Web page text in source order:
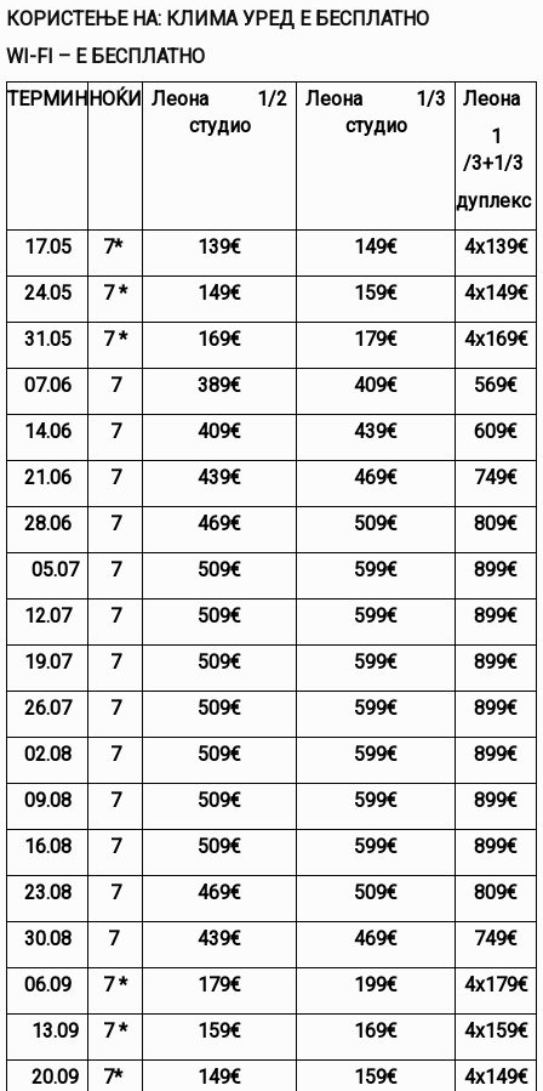
КОРИСТЕЊЕ НА: КЛИМА УРЕД Е БЕСПЛАТНО
WI-FI – Е БЕСПЛАТНО
ТЕРМИН НОЌИ Леона 1/2
студио
Леона 1/3
студио
Леона
1
/3+1/3
дуплекс
17.05
7* 139€ 149€
4х139€
24.05
7 * 149€ 159€
4х149€
31.05
7 * 169€ 179€
4х169€
07.06
7 389€ 409€
569€
14.06
7 409€ 439€
609€
21.06
7 439€ 469€
749€
28.06
7 469€ 509€
809€
05.07
7 509€ 599€
899€
12.07
7 509€ 599€
899€
19.07
7 509€ 599€
899€
26.07
7 509€ 599€
899€
02.08
7 509€ 599€
899€
09.08
7 509€ 599€
899€
16.08
7 509€ 599€
899€
23.08
7 469€ 509€
809€
30.08
7 439€ 469€
749€
06.09
7 * 179€ 199€
4х179€
13.09
7 * 159€ 169€
4х159€
20.09
7* 149€ 159€ 4х149€